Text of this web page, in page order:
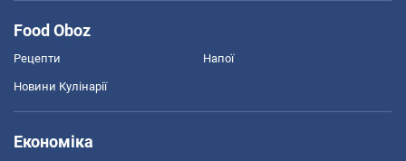
Food Oboz
Рецепти Напої
Новини Кулінарії
Економіка